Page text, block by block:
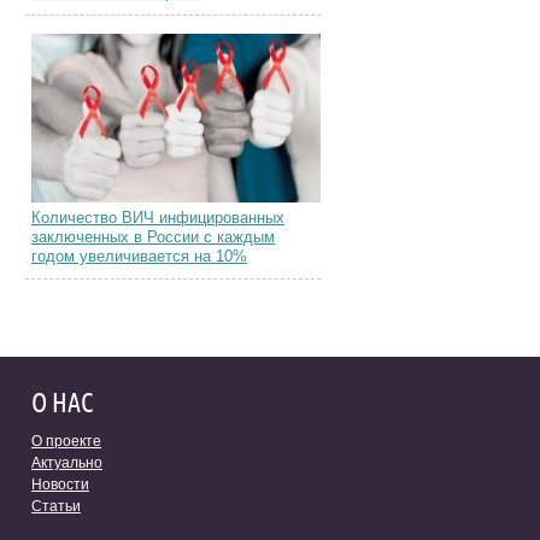
Количество ВИЧ инфицированных
заключенных в России с каждым
годом увеличивается на 10%
О НАС
О проекте
Актуально
Новости
Статьи